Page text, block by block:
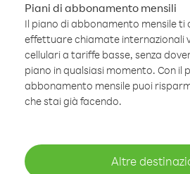
Piani di abbonamento mensili
Il piano di abbonamento mensile ti
effettuare chiamate internazionali
cellulari a tariffe basse, senza
piano in qualsiasi momento. Con il
abbonamento mensile puoi
che stai già facendo.
Altre